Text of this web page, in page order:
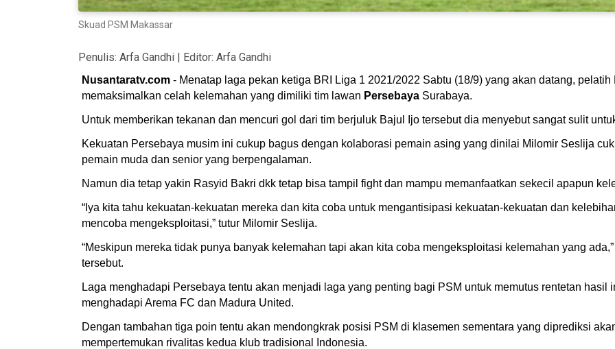
Skuad PSM Makassar
Penulis: Arfa Gandhi | Editor: Arfa Gandhi
Nusantaratv.com - Menatap laga pekan ketiga BRI Liga 1 2021/2022 Sabtu (18/9) yang akan datang,
memaksimalkan celah kelemahan yang dimiliki tim lawan Persebaya Surabaya.
Untuk memberikan tekanan dan mencuri gol dari tim berjuluk Bajul Ijo tersebut dia menyebut sangat sulit
Kekuatan Persebaya musim ini cukup bagus dengan kolaborasi pemain asing yang dinilai Milomir Seslija
pemain muda dan senior yang berpengalaman.
Namun dia tetap yakin Rasyid Bakri dkk tetap bisa tampil fight dan mampu memanfaatkan sekecil apapun
“Iya kita tahu kekuatan-kekuatan mereka dan kita coba untuk mengantisipasi kekuatan-kekuatan dan
mencoba mengeksploitasi,” tutur Milomir Seslija.
“Meskipun mereka tidak punya banyak kelemahan tapi akan kita coba mengeksploitasi kelemahan yang
tersebut.
Laga menghadapi Persebaya tentu akan menjadi laga yang penting bagi PSM untuk memutus rentetan hasil
menghadapi Arema FC dan Madura United.
Dengan tambahan tiga poin tentu akan mendongkrak posisi PSM di klasemen sementara yang diprediksi
mempertemukan rivalitas kedua klub tradisional Indonesia.